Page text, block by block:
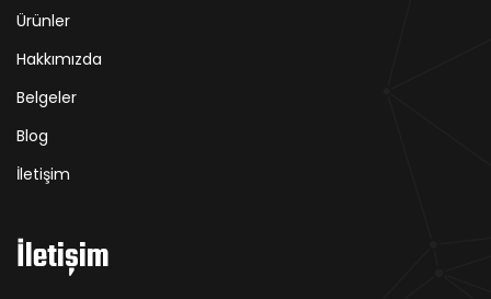
Ürünler
Hakkımızda
Belgeler
Blog
İletişim
İletişim